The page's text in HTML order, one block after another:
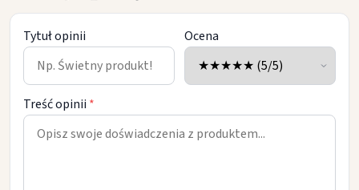
Tytuł opinii Ocena
Treść opinii *